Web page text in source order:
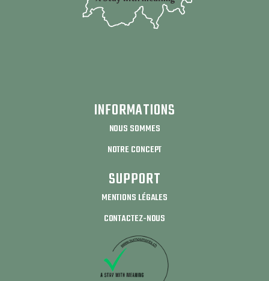
INFORMATIONS
NOUS SOMMES
NOTRE CONCEPT
SUPPORT
MENTIONS LÉGALES
CONTACTEZ-NOUS